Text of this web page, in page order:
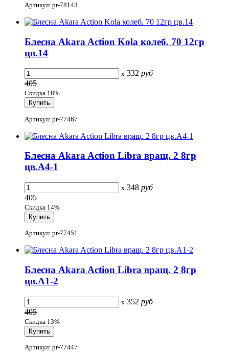
Артикул: pr-78143
Блесна Akara Action Kola колеб. 70 12гр
цв.14
x 332 руб
405
Скидка 18%
Артикул: pr-77467
Блесна Akara Action Libra вращ. 2 8гр
цв.A4-1
x 348 руб
405
Скидка 14%
Артикул: pr-77451
Блесна Akara Action Libra вращ. 2 8гр
цв.A1-2
x 352 руб
405
Скидка 13%
Артикул: pr-77447